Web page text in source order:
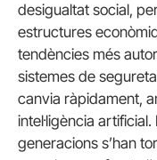
desigualtat social,
estructures
tendències més
sistemes de
canvia ràpidament,
intel·ligència
generacions s’han